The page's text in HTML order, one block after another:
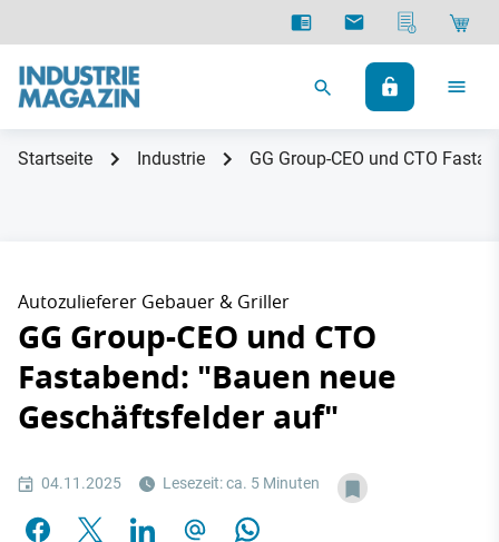
Startseite Industrie GG Group-CEO und CTO
Autozulieferer Gebauer & Griller
GG Group-CEO und CTO
Fastabend: "Bauen neue
Geschäftsfelder auf"
04.11.2025 Lesezeit: ca. 5 Minuten